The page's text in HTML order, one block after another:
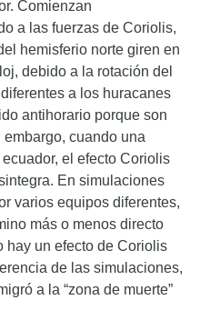
Comienzan
a las fuerzas de Coriolis,
hemisferio norte giren en
debido a la rotación del
a los huracanes
antihorario porque son
cuando una
el efecto Coriolis
En simulaciones
varios equipos diferentes,
más o menos directo
hay un efecto de Coriolis
de las simulaciones,
a la “zona de muerte”